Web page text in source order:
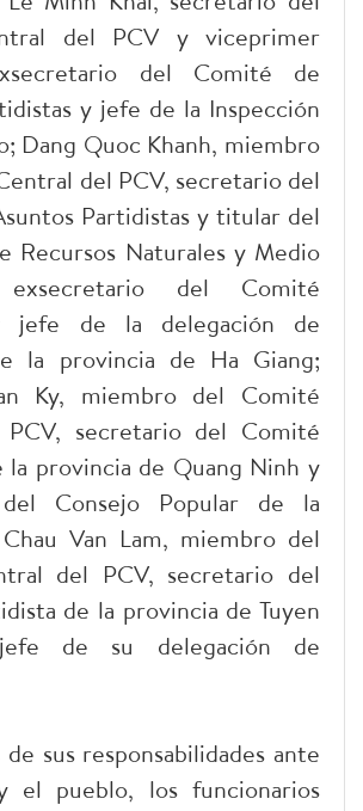
del PCV y viceprimer
del Comité de
y jefe de la Inspección
Dang Quoc Khanh, miembro
del PCV, secretario del
Partidistas y titular del
Recursos Naturales y Medio
exsecretario del Comité
jefe de la delegación de
la provincia de Ha Giang;
Ky, miembro del Comité
secretario del Comité
la provincia de Quang Ninh y
Consejo Popular de la
Van Lam, miembro del
del PCV, secretario del
de la provincia de Tuyen
de su delegación de
sus responsabilidades ante
el pueblo, los funcionarios